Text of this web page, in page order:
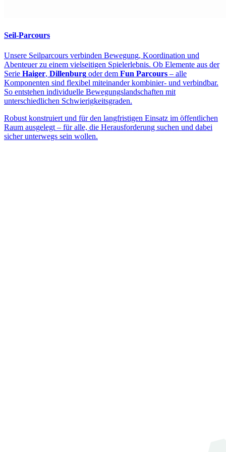
Seil-Parcours
Unsere Seilparcours verbinden Bewegung, Koordination und
Abenteuer zu einem vielseitigen Spielerlebnis. Ob Elemente aus der
Serie Haiger, Dillenburg oder dem Fun Parcours – alle
Komponenten sind flexibel miteinander kombinier- und verbindbar.
So entstehen individuelle Bewegungslandschaften mit
unterschiedlichen Schwierigkeitsgraden.
Robust konstruiert und für den langfristigen Einsatz im öffentlichen
Raum ausgelegt – für alle, die Herausforderung suchen und dabei
sicher unterwegs sein wollen.